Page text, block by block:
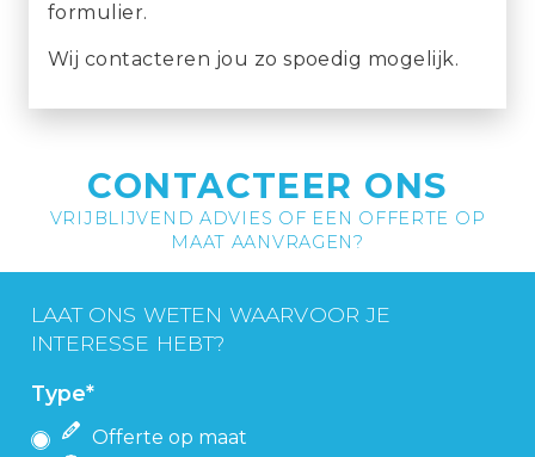
formulier.
Wij contacteren jou zo spoedig mogelijk.
CONTACTEER ONS
VRIJBLIJVEND ADVIES OF EEN OFFERTE OP
MAAT AANVRAGEN?
LAAT ONS WETEN WAARVOOR JE
INTERESSE HEBT?
Offerte op maat
Type*